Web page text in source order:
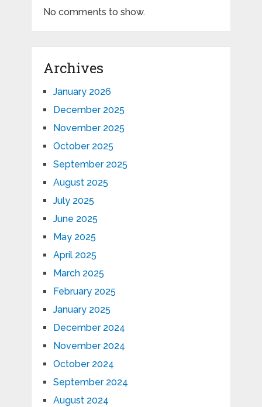
No comments to show.
Archives
January 2026
December 2025
November 2025
October 2025
September 2025
August 2025
July 2025
June 2025
May 2025
April 2025
March 2025
February 2025
January 2025
December 2024
November 2024
October 2024
September 2024
August 2024